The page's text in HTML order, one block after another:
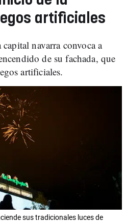
artificiales
navarra convoca a
de su fachada, que
artificiales.
sus tradicionales luces de